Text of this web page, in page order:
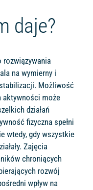
daje?
rozwiązywania
na wymierny i
Możliwość
aktywności może
działań
fizyczna spełni
wtedy, gdy wszystkie
Zajęcia
chroniących
rozwój
wpływ na